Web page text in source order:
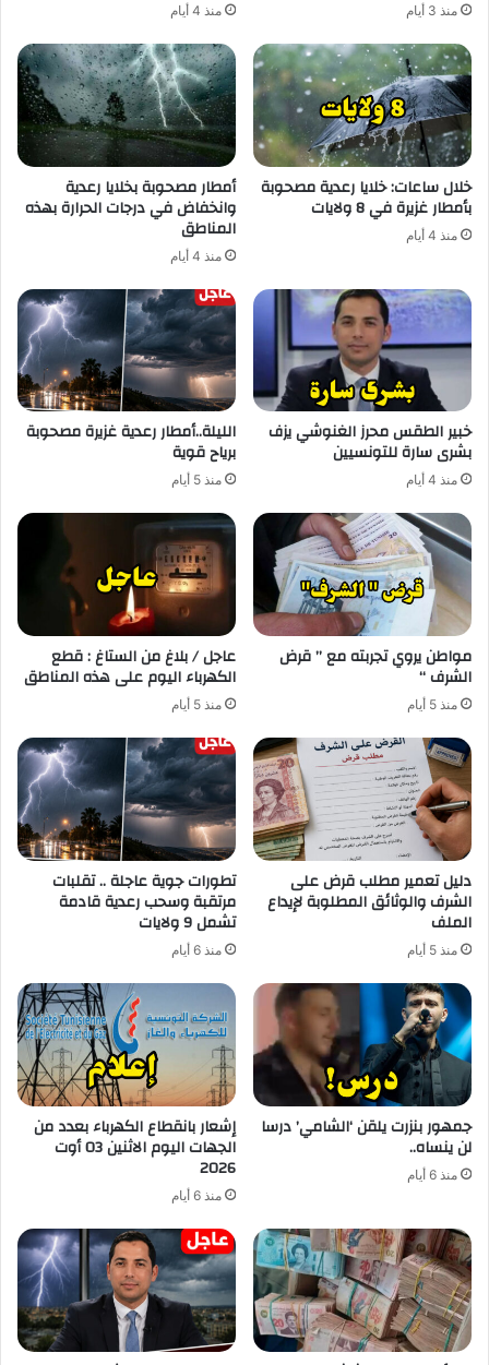
منذ 3 أيام منذ 4 أيام
خلال ساعات: خلايا رعدية مصحوبة
بأمطار غزيرة في 8 ولايات
منذ 4 أيام
أمطار مصحوبة بخلايا رعدية
وانخفاض في درجات الحرارة بهذه
المناطق
منذ 4 أيام
خبير الطقس محرز الغنوشي يزف
بشرى سارة للتونسيين
منذ 4 أيام
الليلة..أمطار رعدية غزيرة مصحوبة
برياح قوية
منذ 5 أيام
مواطن يروي تجربته مع ” قرض
الشرف “
منذ 5 أيام
عاجل / بلاغ من الستاغ : قطع
الكهرباء اليوم على هذه المناطق
منذ 5 أيام
دليل تعمير مطلب قرض على
الشرف والوثائق المطلوبة لإيداع
الملف
منذ 5 أيام
تطورات جوية عاجلة .. تقلبات
مرتقبة وسحب رعدية قادمة
تشمل 9 ولايات
منذ 6 أيام
جمهور بنزرت يلقن ‘الشامي’ درسا
لن ينساه..
منذ 6 أيام
إشعار بانقطاع الكهرباء بعدد من
الجهات اليوم الاثنين 03 أوت
2026
منذ 6 أيام